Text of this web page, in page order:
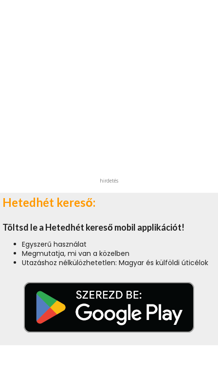
hirdetés
Hetedhét kereső:
Töltsd le a Hetedhét kereső mobil applikációt!
Egyszerű használat
Megmutatja, mi van a közelben
Utazáshoz nélkülözhetetlen: Magyar és külföldi úticélok